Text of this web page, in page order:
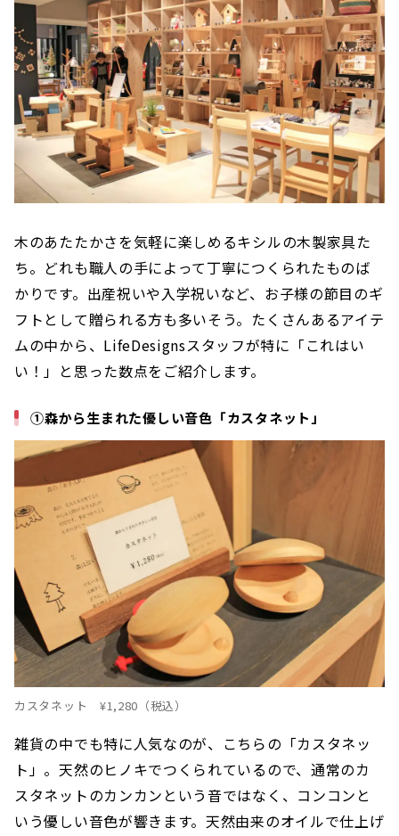
木のあたたかさを気軽に楽しめるキシルの木製家具た
ち。どれも職人の手によって丁寧につくられたものば
かりです。出産祝いや入学祝いなど、お子様の節目のギ
フトとして贈られる方も多いそう。たくさんあるアイテ
ムの中から、LifeDesignsスタッフが特に「これはい
い！」と思った数点をご紹介します。
①森から生まれた優しい音色「カスタネット」
カスタネット ¥1,280（税込）
雑貨の中でも特に人気なのが、こちらの「カスタネッ
ト」。天然のヒノキでつくられているので、通常のカ
スタネットのカンカンという音ではなく、コンコンと
いう優しい音色が響きます。天然由来のオイルで仕上げ